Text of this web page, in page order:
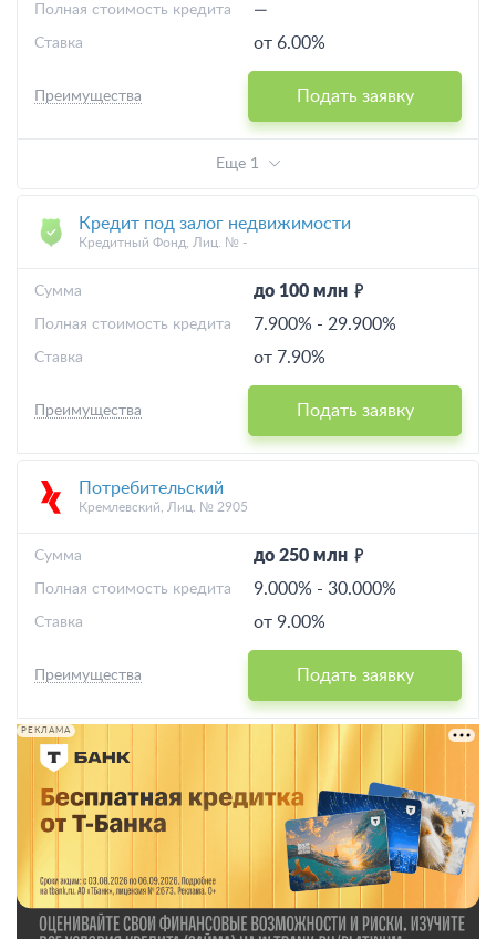
—
Полная стоимость кредита
от 6.00%
Ставка
Подать заявку
Преимущества
Еще 1
Кредит под залог недвижимости
Кредитный Фонд, Лиц. № -
до 100 млн
Cумма
7.900% - 29.900%
Полная стоимость кредита
от 7.90%
Ставка
Подать заявку
Преимущества
Потребительский
Кремлевский, Лиц. № 2905
до 250 млн
Cумма
9.000% - 30.000%
Полная стоимость кредита
от 9.00%
Ставка
Подать заявку
Преимущества
РЕКЛАМА